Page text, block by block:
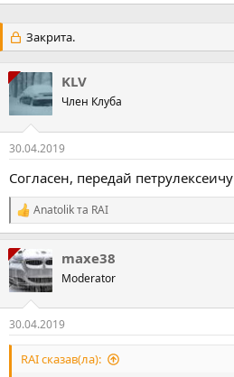
Закрита.
KLV
Член Клуба
30.04.2019
Согласен, передай петрулексеичу
Р
е
а
к
ц
і
:
Anatolikта RAI
maxe38
Moderator
30.04.2019
RAI сказав(ла):